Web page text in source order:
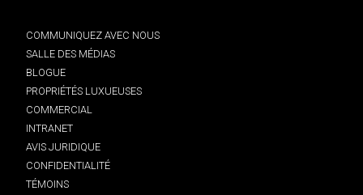
COMMUNIQUEZ AVEC NOUS
SALLE DES MÉDIAS
BLOGUE
PROPRIÉTÉS LUXUEUSES
COMMERCIAL
INTRANET
AVIS JURIDIQUE
CONFIDENTIALITÉ
TÉMOINS